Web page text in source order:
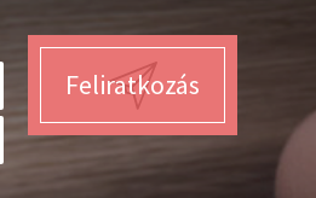
Feliratkozás